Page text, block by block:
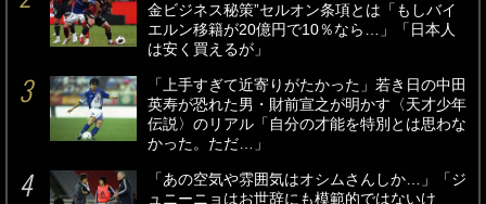
金ビジネス秘策”セルオン条項とは「もしバイ
エルン移籍が20億円で10％なら…」「日本人
は安く買えるが」
「上手すぎて近寄りがたかった」若き日の中田
英寿が恐れた男・財前宣之が明かす〈天才少年
伝説〉のリアル「自分の才能を特別とは思わな
かった。ただ…」
「あの空気や雰囲気はオシムさんしか…」「ジ
ュニーニョはお世辞にも模範的ではないけ